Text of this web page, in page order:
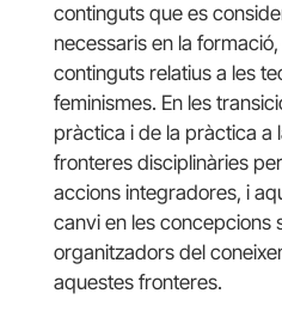
continguts que es
necessaris en la
continguts relatius a les
feminismes. En les
pràctica i de la pràctica a
fronteres disciplinàries
accions integradores, i
canvi en les concepcions
organitzadors del
aquestes fronteres.